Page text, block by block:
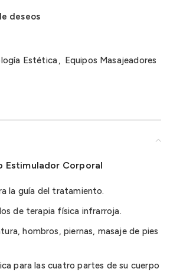
deseos
Estética,
Equipos Masajeadores
Estimulador Corporal
la guía del tratamiento.
de terapia física infrarroja.
hombros, piernas, masaje de pies
para las cuatro partes de su cuerpo